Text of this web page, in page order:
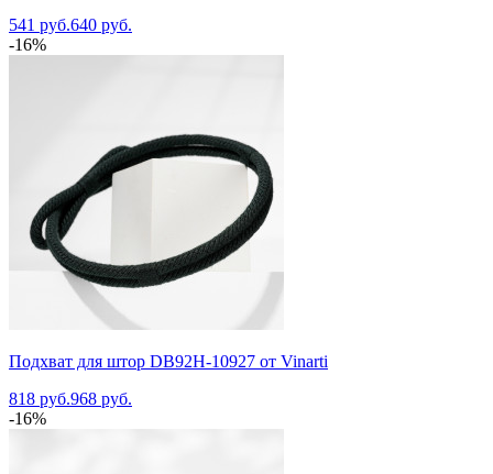
541 руб.640 руб.
-16%
Подхват для штор DB92H-10927 от Vinarti
818 руб.968 руб.
-16%